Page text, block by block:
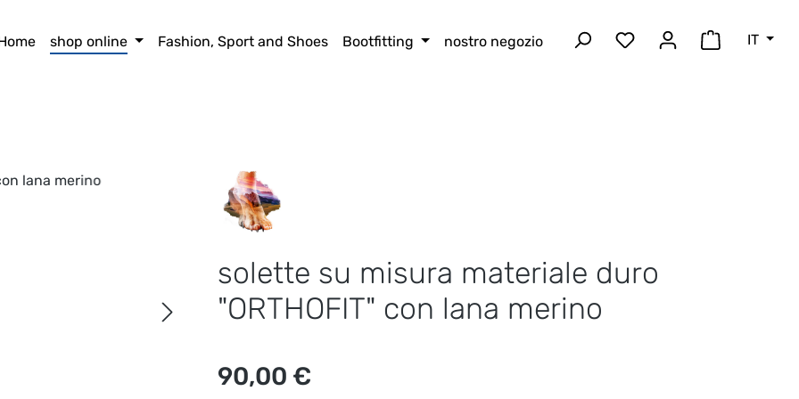
shop online Fashion, Sport and Shoes Bootfitting nostro negozio Hai 0 articoli nella lista
Il carrello
IT
solette su misura materiale duro
"ORTHOFIT" con lana merino
Prezzo normale:
90,00 €